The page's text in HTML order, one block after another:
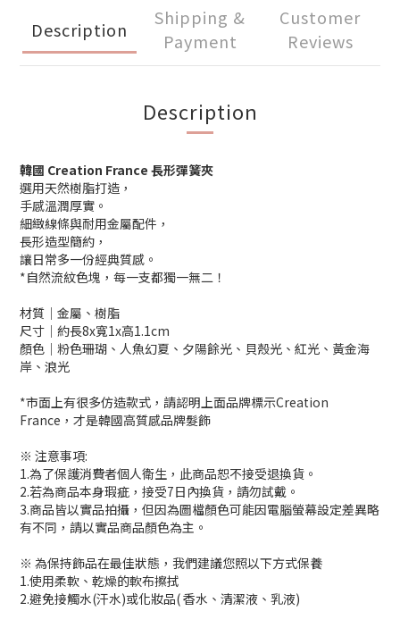
Description
Shipping &
Payment
Customer
Reviews
Description
韓國 Creation France 長形彈簧夾
選用天然樹脂打造，
手感溫潤厚實。
細緻線條與耐用金屬配件，
長形造型簡約，
讓日常多一份經典質感。
*自然流紋色塊，每一支都獨一無二！
材質│金屬、樹脂
尺寸│約長8x寬1x高1.1cm
顏色│粉色珊瑚、人魚幻夏、夕陽餘光、貝殼光、紅光、黃金海
岸、浪光
*市面上有很多仿造款式，請認明上面品牌標示Creation
France，才是韓國高質感品牌髮飾
※ 注意事項:
1.為了保護消費者個人衛生，此商品恕不接受退換貨。
2.若為商品本身瑕疵，接受7日內換貨，請勿試戴。
3.商品皆以實品拍攝，但因為圖檔顏色可能因電腦螢幕設定差異略
有不同，請以實品商品顏色為主。
※ 為保持飾品在最佳狀態，我們建議您照以下方式保養
1.使用柔軟、乾燥的軟布擦拭
2.避免接觸水(汗水)或化妝品( 香水、清潔液、乳液)